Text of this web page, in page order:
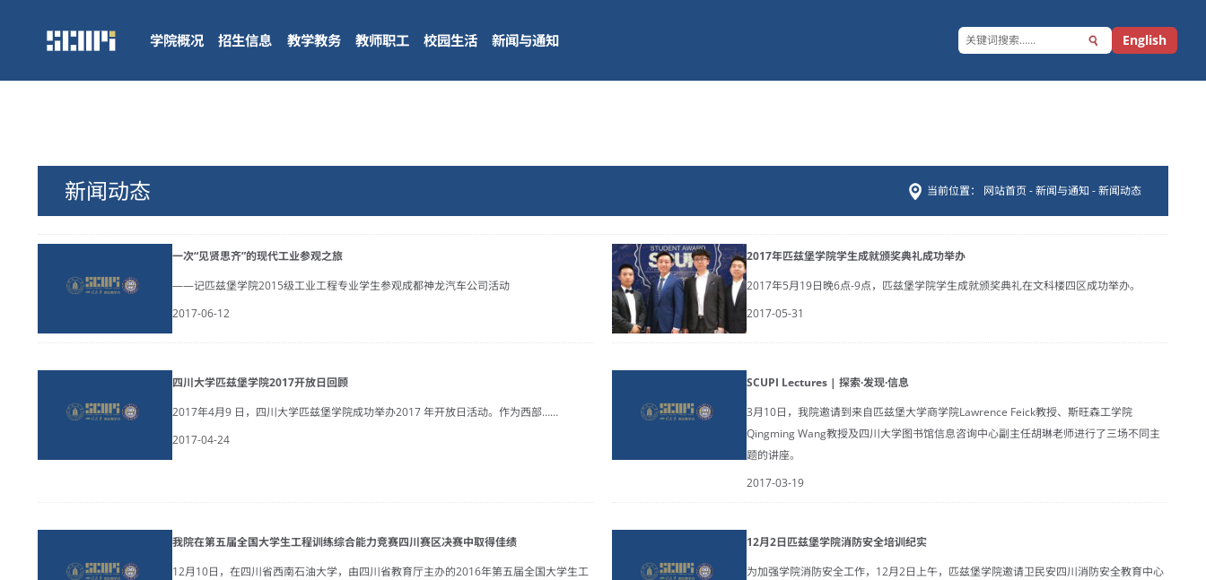
学院概况 招生信息 教学教务 教师职工 校园生活 新闻与通知 English
新闻动态 当前位置： 网站首页 -新闻与通知 -新闻动态
一次“见贤思齐”的现代工业参观之旅
——记匹兹堡学院2015级工业工程专业学生参观成都神龙汽车公司活动
2017-06-12
2017年匹兹堡学院学生成就颁奖典礼成功举办
2017年5月19日晚6点-9点，匹兹堡学院学生成就颁奖典礼在文科楼四区成功举办。
2017-05-31
四川大学匹兹堡学院2017开放日回顾
2017年4月9 日，四川大学匹兹堡学院成功举办2017 年开放日活动。作为西部……
2017-04-24
SCUPI Lectures | 探索·发现·信息
3月10日，我院邀请到来自匹兹堡大学商学院Lawrence Feick教授、斯旺森工学院
Qingming Wang教授及四川大学图书馆信息咨询中心副主任胡琳老师进行了三场不同主
题的讲座。
2017-03-19
我院在第五届全国大学生工程训练综合能力竞赛四川赛区决赛中取得佳绩
12月10日，在四川省西南石油大学，由四川省教育厅主办的2016年第五届全国大学生工
12月2日匹兹堡学院消防安全培训纪实
为加强学院消防安全工作，12月2日上午，匹兹堡学院邀请卫民安四川消防安全教育中心